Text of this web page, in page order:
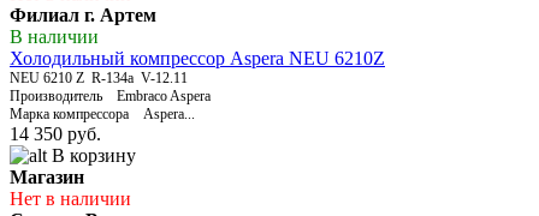
Филиал г. Артем
В наличии
Холодильный компрессор Aspera NEU 6210Z
NEU 6210 Z R-134а V-12.11
Производитель Embraco Aspera
Марка компрессора Aspera...
14 350 руб.
В корзину
Магазин
Нет в наличии